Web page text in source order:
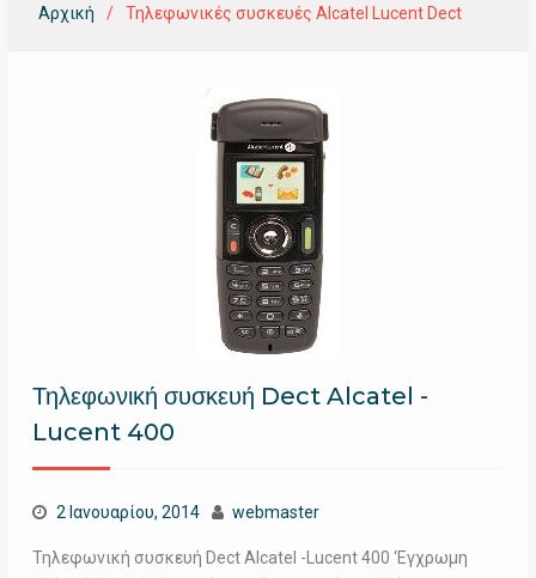
Αρχική Τηλεφωνικές συσκευές Alcatel Lucent Dect
Τηλεφωνική συσκευή Dect Alcatel -
Lucent 400
2 Ιανουαρίου, 2014 webmaster
Τηλεφωνική συσκευή Dect Alcatel -Lucent 400 ‘Εγχρωμη